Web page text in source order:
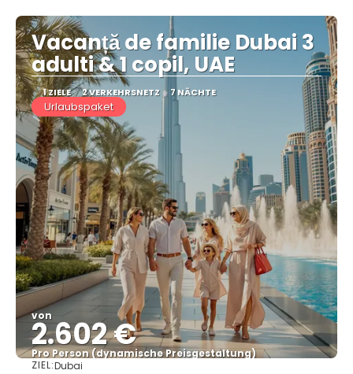
Vacanță de familie Dubai 3
adulti & 1 copil, UAE
1 ZIELE 2 VERKEHRSNETZ 7 NÄCHTE
Urlaubspaket
von
2.602 €
Pro Person (dynamische Preisgestaltung)
ZIEL:Dubai